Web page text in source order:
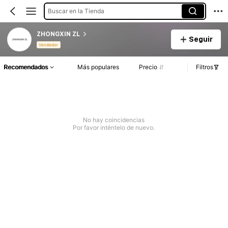
Buscar en la Tienda
ZHONGXIN ZL
Vendedor
Seguir
Recomendados Más populares Precio Filtros
No hay coincidencias
Por favor inténtelo de nuevo.